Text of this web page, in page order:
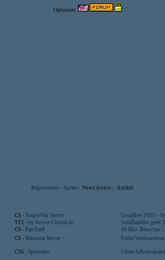
Optionen:
Registration - Suche - News Archiv - Artikel
CS - SniperWar Server
Goodbye 2025 –
TF2 - by Server-United.de
SofaDaddler goes
CS - FunYard
40 Mio. Beuscher
CS - Mansion Server
Frohe
CSS - Spelunke Unser